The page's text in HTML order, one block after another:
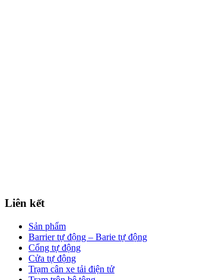
Liên kết
Sản phẩm
Barrier tự động – Barie tự động
Cổng tự động
Cửa tự động
Trạm cân xe tải điện tử